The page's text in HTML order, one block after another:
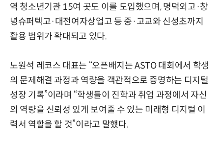
역 청소년기관 15여 곳도 이를 도입했으며, 명덕외고·창
녕슈퍼텍고·대전여자상업고 등 중·고교와 신성초까지
활용 범위가 확대되고 있다.
노원석 레코스 대표는 “오픈배지는 ASTO 대회에서 학생
의 문제해결 과정과 역량을 객관적으로 증명하는 디지털
성장 기록”이라며 “학생들이 진학과 취업 과정에서 자신
의 역량을 신뢰성 있게 보여줄 수 있는 미래형 디지털 이
력서 역할을 할 것”이라고 말했다.